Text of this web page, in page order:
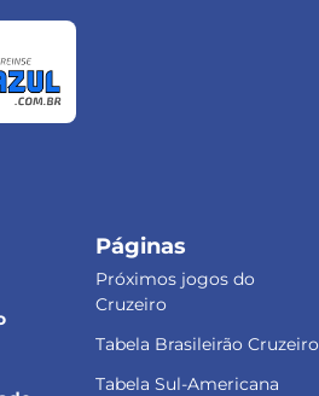
Páginas
Próximos jogos do
Cruzeiro
Tabela Brasileirão Cruzeiro
Tabela Sul-Americana